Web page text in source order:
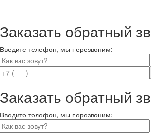
Заказать обратный
Введите телефон, мы перезвоним:
Заказать обратный
Введите телефон, мы перезвоним: